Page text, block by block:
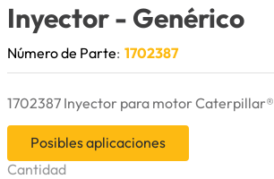
Inyector- Genérico
Número de Parte: 1702387
1702387 Inyector para motor Caterpillar®
Posibles aplicaciones
Cantidad